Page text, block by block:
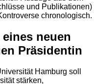
und Publikationen)
chronologisch.
neuen
Präsidentin
Hamburg soll
stärken,